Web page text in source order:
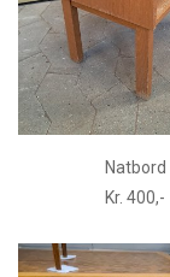
Natbord
Kr. 400,-